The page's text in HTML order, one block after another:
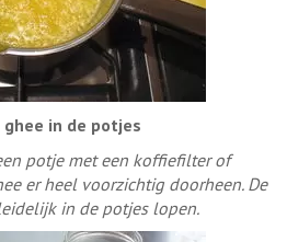
ghee in de potjes
potje met een koffiefilter of
er heel voorzichtig doorheen. De
in de potjes lopen.